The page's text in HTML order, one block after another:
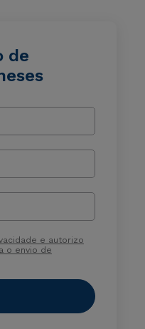
de
e autorizo
o envio de